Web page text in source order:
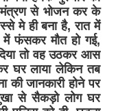
से भोजन कर के
मे ही बना है, रात में
फंसकर मौत हो गई,
तो वह उठकर आस
घर लाया लेकिन तब
जानकारी होने पर
से सैकड़ो लोग घर